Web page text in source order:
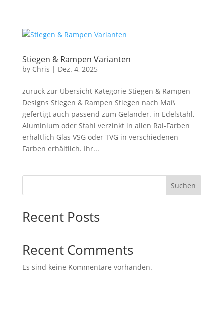
Stiegen & Rampen Varianten
by Chris | Dez. 4, 2025
zurück zur Übersicht Kategorie Stiegen & Rampen
Designs Stiegen & Rampen Stiegen nach Maß
gefertigt auch passend zum Geländer. in Edelstahl,
Aluminium oder Stahl verzinkt in allen Ral-Farben
erhältlich Glas VSG oder TVG in verschiedenen
Farben erhältlich. Ihr...
Suchen
Recent Posts
Recent Comments
Es sind keine Kommentare vorhanden.